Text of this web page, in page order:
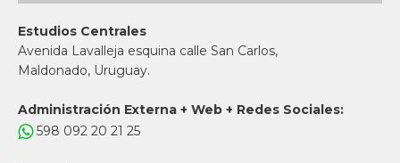
Estudios Centrales
Avenida Lavalleja esquina calle San Carlos,
Maldonado, Uruguay.
Administración Externa + Web + Redes Sociales:
598 092 20 21 25